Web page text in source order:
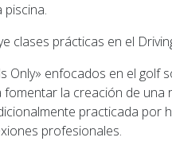
piscina.
clases prácticas en el
Only» enfocados en el
fomentar la creación de
practicada
profesionales.